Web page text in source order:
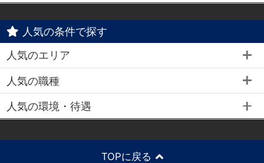
人気の条件で探す
人気のエリア
人気の職種
人気の環境・待遇
TOPに戻る